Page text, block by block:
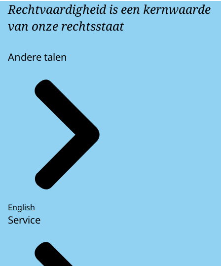
Rechtvaardigheid is een kernwaarde
van onze rechtsstaat
Andere talen
English
Service